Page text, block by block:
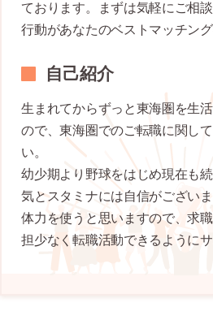
ております。まずは気軽にご相
行動があなたのベストマッチング
自己紹介
生まれてからずっと東海圏を生
ので、東海圏でのご転職に関し
い。
幼少期より野球をはじめ現在も
気とスタミナには自信がござい
体力を使うと思いますので、求
担少なく転職活動できるように